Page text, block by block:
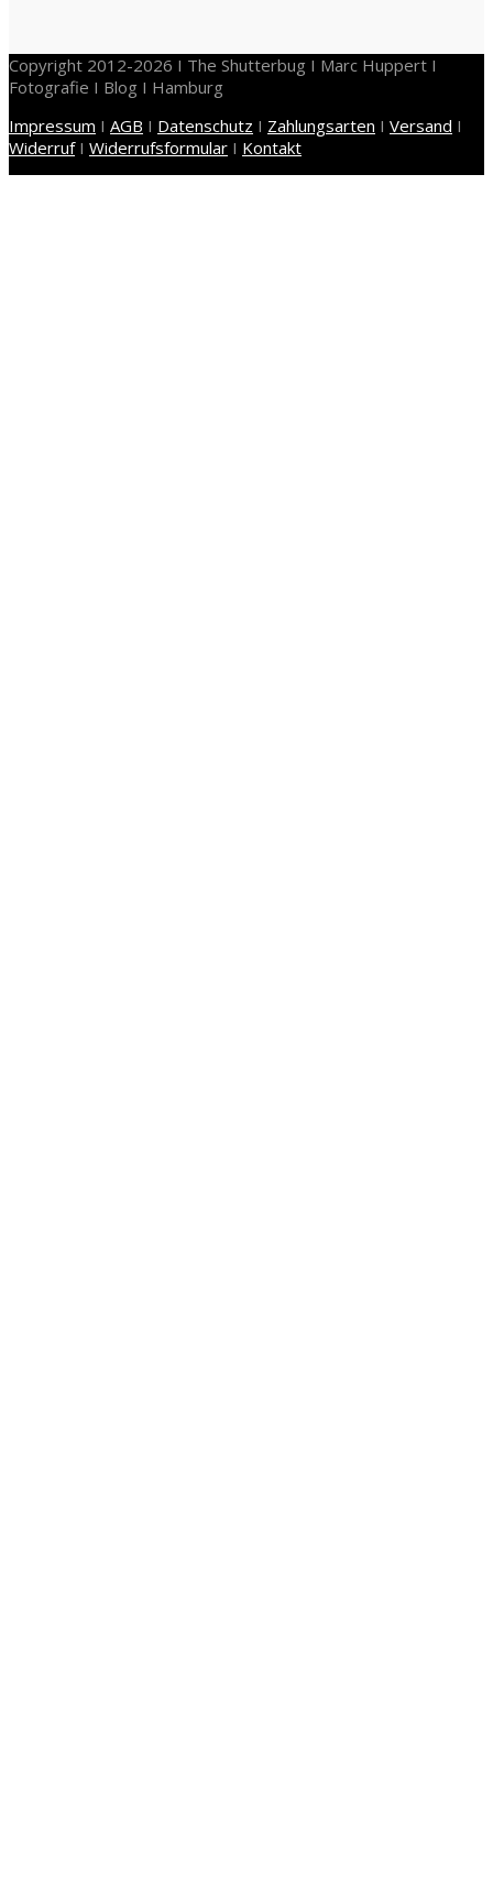
Copyright 2012-2026 I The Shutterbug I Marc Huppert I
Fotografie I Blog I Hamburg
Impressum I AGB I Datenschutz I Zahlungsarten I Versand I
WiderrufI Widerrufsformular I Kontakt